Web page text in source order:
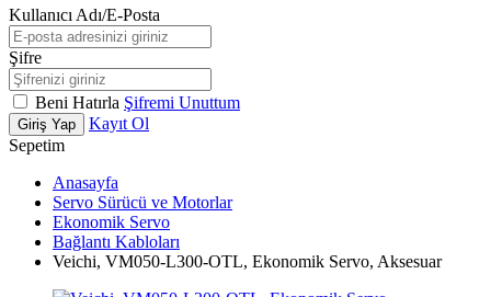
Kullanıcı Adı/E-Posta
Şifre
Beni Hatırla Şifremi Unuttum
Giriş Yap
Kayıt Ol
Sepetim
Anasayfa
Servo Sürücü ve Motorlar
Ekonomik Servo
Bağlantı Kabloları
Veichi, VM050-L300-OTL, Ekonomik Servo, Aksesuar